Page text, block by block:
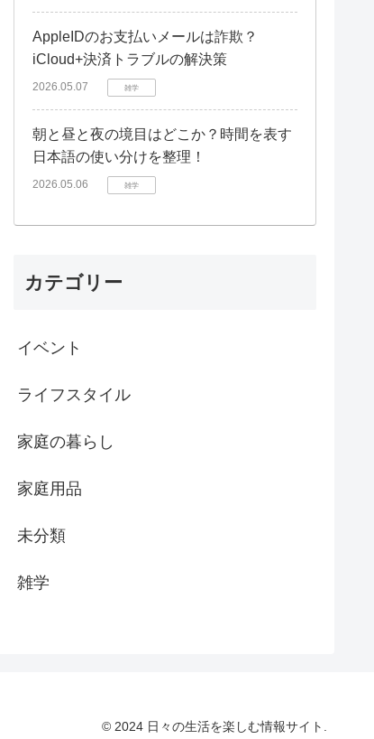
AppleIDのお支払いメールは詐欺？
iCloud+決済トラブルの解決策
2026.05.07 雑学
朝と昼と夜の境目はどこか？時間を表す
日本語の使い分けを整理！
2026.05.06 雑学
カテゴリー
イベント
ライフスタイル
家庭の暮らし
家庭用品
未分類
雑学
© 2024 日々の生活を楽しむ情報サイト.